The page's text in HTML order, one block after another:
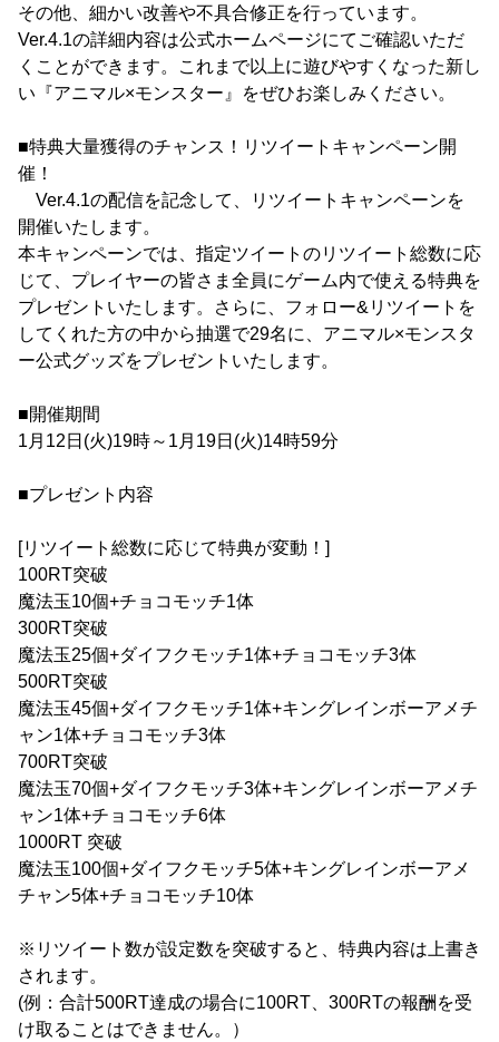
その他、細かい改善や不具合修正を行っています。
Ver.4.1の詳細内容は公式ホームページにてご確認いただ
くことができます。これまで以上に遊びやすくなった新し
い『アニマル×モンスター』をぜひお楽しみください。
■特典大量獲得のチャンス！リツイートキャンペーン開
催！
Ver.4.1の配信を記念して、リツイートキャンペーンを
開催いたします。
本キャンペーンでは、指定ツイートのリツイート総数に応
じて、プレイヤーの皆さま全員にゲーム内で使える特典を
プレゼントいたします。さらに、フォロー&リツイートを
してくれた方の中から抽選で29名に、アニマル×モンスタ
ー公式グッズをプレゼントいたします。
■開催期間
1月12日(火)19時～1月19日(火)14時59分
■プレゼント内容
[リツイート総数に応じて特典が変動！]
100RT突破
魔法玉10個+チョコモッチ1体
300RT突破
魔法玉25個+ダイフクモッチ1体+チョコモッチ3体
500RT突破
魔法玉45個+ダイフクモッチ1体+キングレインボーアメチ
ャン1体+チョコモッチ3体
700RT突破
魔法玉70個+ダイフクモッチ3体+キングレインボーアメチ
ャン1体+チョコモッチ6体
1000RT 突破
魔法玉100個+ダイフクモッチ5体+キングレインボーアメ
チャン5体+チョコモッチ10体
※リツイート数が設定数を突破すると、特典内容は上書き
されます。
(例：合計500RT達成の場合に100RT、300RTの報酬を受
け取ることはできません。）